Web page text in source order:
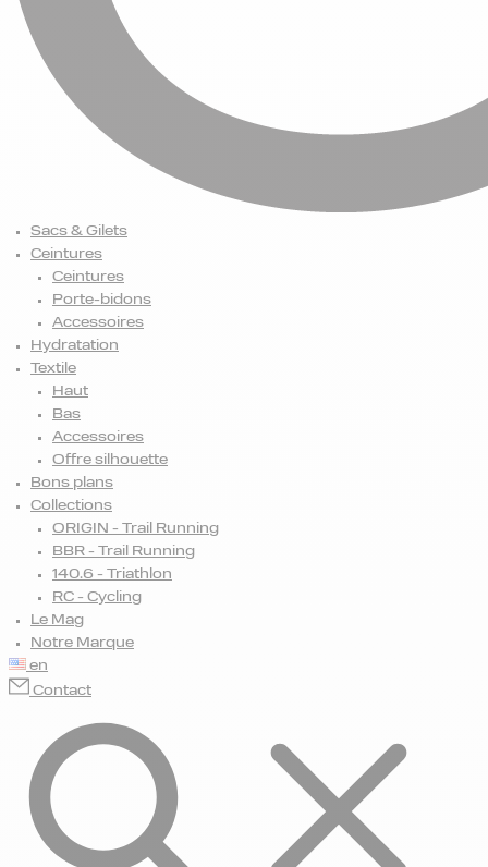
Sacs & Gilets
Ceintures
Ceintures
Porte-bidons
Accessoires
Hydratation
Textile
Haut
Bas
Accessoires
Offre silhouette
Bons plans
Collections
ORIGIN - Trail Running
BBR - Trail Running
140.6 - Triathlon
RC - Cycling
Le Mag
Notre Marque
en
Contact